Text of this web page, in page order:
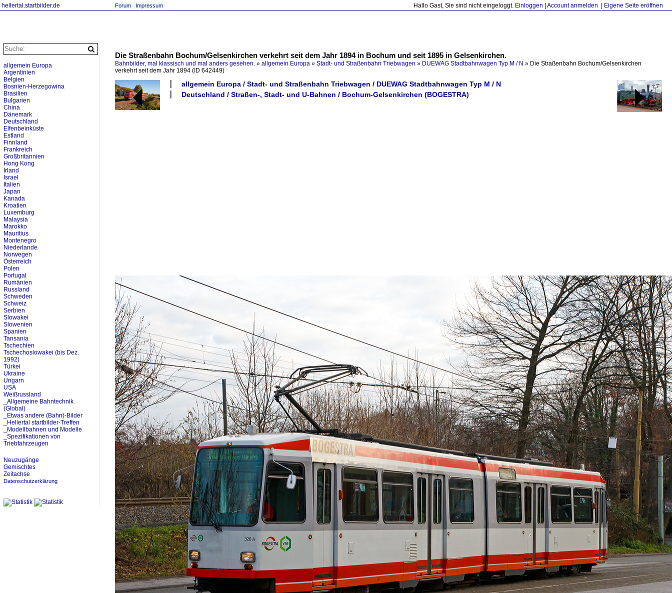
hellertal.startbilder.de Hallo Gast, Sie sind nicht eingeloggt. Einloggen Account anmelden Eigene Seite eröffnen
Forum Impressum
Die Straßenbahn Bochum/Gelsenkirchen verkehrt seit dem Jahr 1894 in Bochum und seit 1895 in Gelsenkirchen.
Bahnbilder, mal klassisch und mal anders gesehen. » allgemein Europa » Stadt- und Straßenbahn Triebwagen » DUEWAG Stadtbahnwagen Typ M / N » Die Straßenbahn Bochum/Gelsenkirchen
verkehrt seit dem Jahr 1894 (ID 642449)
allgemein Europa / Stadt- und Straßenbahn Triebwagen / DUEWAG Stadtbahnwagen Typ M / N
Deutschland / Straßen-, Stadt- und U-Bahnen / Bochum-Gelsenkirchen (BOGESTRA)
allgemein Europa
Argentinien
Belgien
Bosnien-Herzegowina
Brasilien
Bulgarien
China
Dänemark
Deutschland
Elfenbeinküste
Estland
Finnland
Frankreich
Großbritannien
Hong Kong
Irland
Israel
Italien
Japan
Kanada
Kroatien
Luxemburg
Malaysia
Marokko
Mauritius
Montenegro
Niederlande
Norwegen
Österreich
Polen
Portugal
Rumänien
Russland
Schweden
Schweiz
Serbien
Slowakei
Slowenien
Spanien
Tansania
Tschechien
Tschechoslowakei (bis Dez.
1992)
Türkei
Ukraine
Ungarn
USA
Weißrussland
_Allgemeine Bahntechnik
(Global)
_Etwas andere (Bahn)-Bilder
_Hellertal startbilder-Treffen
_Modellbahnen und Modelle
_Spezifikationen von
Triebfahrzeugen
Neuzugänge
Gemischtes
Zeitachse
Datenschutzerklärung